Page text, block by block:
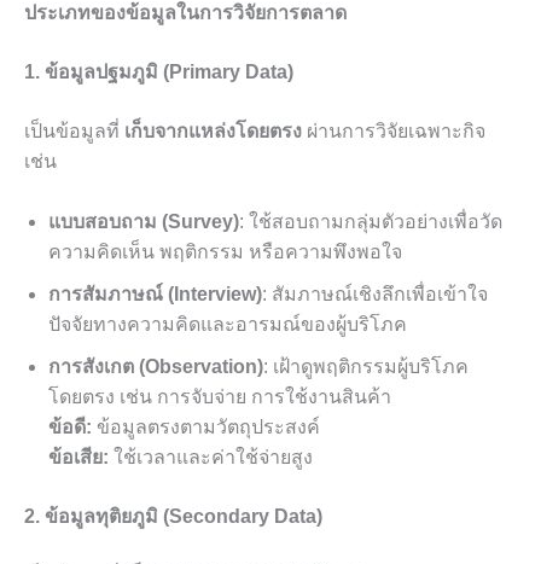
ประเภทของข้อมูลในการวิจัยการตลาด
1. ข้อมูลปฐมภูมิ (Primary Data)
เป็นข้อมูลที่ เก็บจากแหล่งโดยตรง ผ่านการวิจัยเฉพาะกิจ
เช่น
แบบสอบถาม (Survey): ใช้สอบถามกลุ่มตัวอย่างเพื่อวัด
ความคิดเห็น พฤติกรรม หรือความพึงพอใจ
การสัมภาษณ์ (Interview): สัมภาษณ์เชิงลึกเพื่อเข้าใจ
ปัจจัยทางความคิดและอารมณ์ของผู้บริโภค
การสังเกต (Observation): เฝ้าดูพฤติกรรมผู้บริโภค
โดยตรง เช่น การจับจ่าย การใช้งานสินค้า
ข้อดี: ข้อมูลตรงตามวัตถุประสงค์
ข้อเสีย: ใช้เวลาและค่าใช้จ่ายสูง
2. ข้อมูลทุติยภูมิ (Secondary Data)